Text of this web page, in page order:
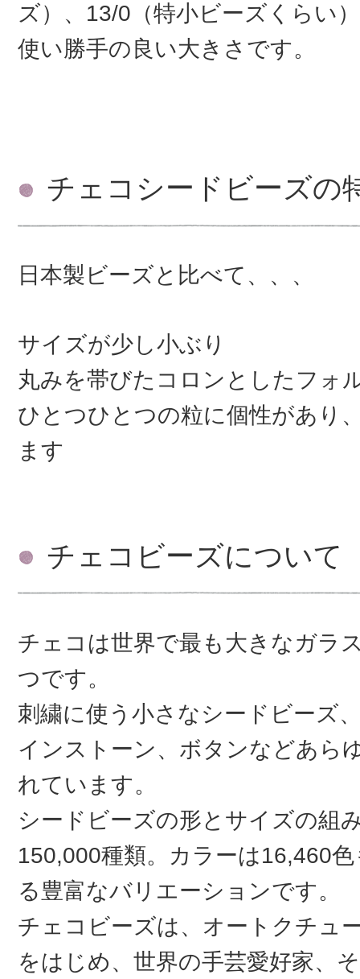
ズ）、13/0（特小ビーズくらい
使い勝手の良い大きさです。
チェコシードビーズの
日本製ビーズと比べて、、、
サイズが少し小ぶり
丸みを帯びたコロンとしたフォ
ひとつひとつの粒に個性があり
ます
チェコビーズについて
チェコは世界で最も大きなガラ
つです。
刺繍に使う小さなシードビーズ
インストーン、ボタンなどあら
れています。
シードビーズの形とサイズの組
150,000種類。カラーは16,460
る豊富なバリエーションです。
チェコビーズは、オートクチュ
をはじめ、世界の手芸愛好家、